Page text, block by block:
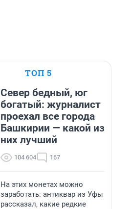
ТОП 5
Север бедный, юг
богатый: журналист
проехал все города
Башкирии — какой из
них лучший
104 604 167
На этих монетах можно
заработать: антиквар из Уфы
рассказал, какие редкие